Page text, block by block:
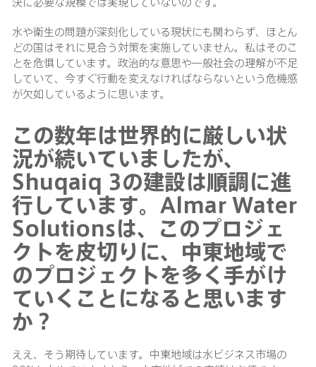
水や衛生の問題が深刻化している現状にも関わらず、ほとん
どの国はそれに見合う対策を実施していません。私はそのこ
とを危惧しています。政治的な意思や一般社会の理解が不足
していて、今すぐ行動を変えなければならないという危機感
が欠如しているように思います。
この数年は世界的に厳しい状
況が続いていましたが、
Shuqaiq 3の建設は順調に進
行しています。Almar Water
Solutionsは、このプロジェ
クトを皮切りに、中東地域で
のプロジェクトを多く手がけ
ていくことになると思います
か？
ええ、そう期待しています。中東地域は水ビジネス市場の